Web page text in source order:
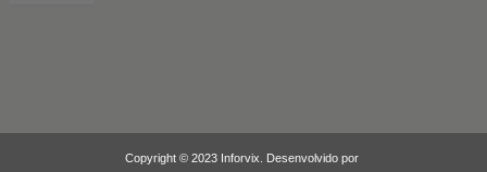
Copyright © 2023 Inforvix. Desenvolvido por